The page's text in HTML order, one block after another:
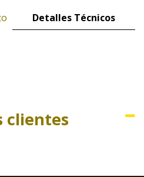
Detalles Técnicos
clientes